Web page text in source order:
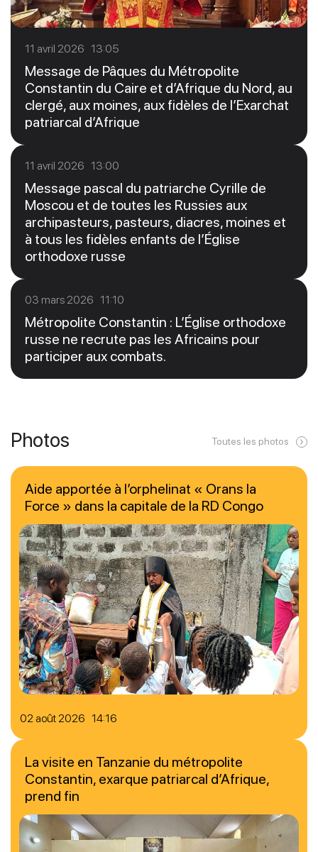
11 avril 2026 13:05
Message de Pâques du Métropolite
Constantin du Caire et d’Afrique du Nord, au
clergé, aux moines, aux fidèles de l’Exarchat
patriarcal d’Afrique
11 avril 2026 13:00
Message pascal du patriarche Cyrille de
Moscou et de toutes les Russies aux
archipasteurs, pasteurs, diacres, moines et
à tous les fidèles enfants de l’Église
orthodoxe russe
03 mars 2026 11:10
Métropolite Constantin : L’Église orthodoxe
russe ne recrute pas les Africains pour
participer aux combats.
Photos Toutes les photos
02 août 2026 14:16
Aide apportée à l’orphelinat « Orans la
Force » dans la capitale de la RD Congo
La visite en Tanzanie du métropolite
Constantin, exarque patriarcal d’Afrique,
prend fin